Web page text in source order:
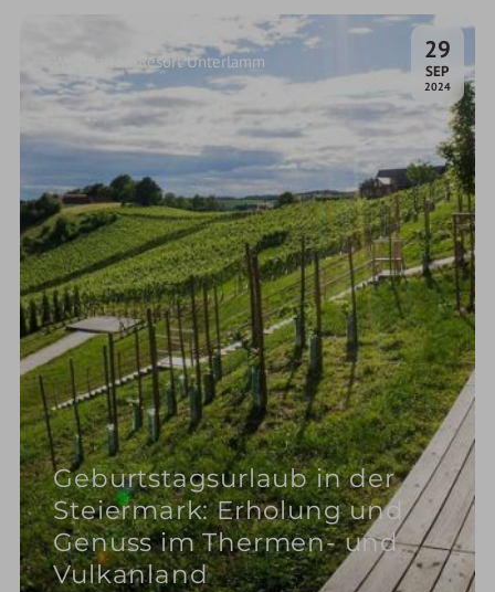
29
SEP.
2024
Geburtstagsurlaub in der
Steiermark: Erholung und
Genuss im Thermen- und
Vulkanland
Weingarten-Resort Unterlamm